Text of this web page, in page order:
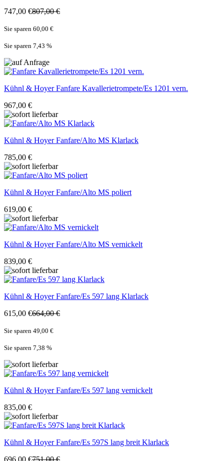
747,00 €807,00 €
Sie sparen 60,00 €
Sie sparen 7,43 %
Kühnl & HoyerFanfare Kavallerietrompete/Es 1201 vern.
967,00 €
Kühnl & HoyerFanfare/Alto MS Klarlack
785,00 €
Kühnl & HoyerFanfare/Alto MS poliert
619,00 €
Kühnl & HoyerFanfare/Alto MS vernickelt
839,00 €
Kühnl & HoyerFanfare/Es 597 lang Klarlack
615,00 €664,00 €
Sie sparen 49,00 €
Sie sparen 7,38 %
Kühnl & HoyerFanfare/Es 597 lang vernickelt
835,00 €
Kühnl & HoyerFanfare/Es 597S lang breit Klarlack